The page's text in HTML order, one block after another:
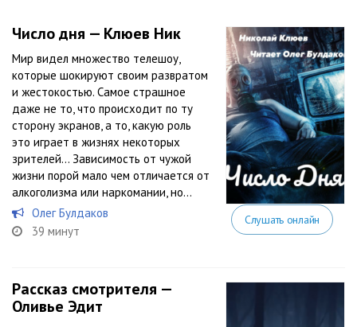
Число дня — Клюев Ник
Мир видел множество телешоу,
которые шокируют своим развратом
и жестокостью. Самое страшное
даже не то, что происходит по ту
сторону экранов, а то, какую роль
это играет в жизнях некоторых
зрителей… Зависимость от чужой
жизни порой мало чем отличается от
алкоголизма или наркомании, но...
Олег Булдаков
39 минут
Слушать онлайн
Рассказ смотрителя —
Оливье Эдит